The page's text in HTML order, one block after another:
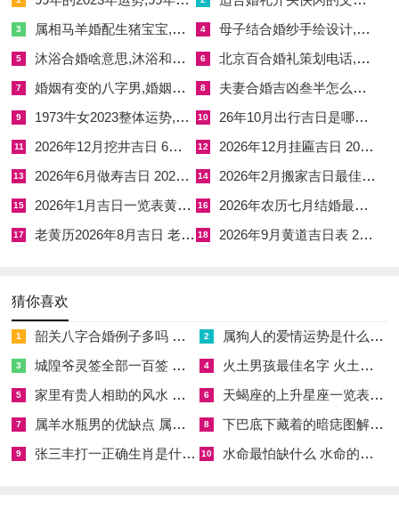
忧，然忌红色过多，免火炎土焦。腊月初七（公历12月7日，星
期日，农历十月十八），宜安门、纳财、立券，忌嫁娶、动土。
神“金匮”再现，然若安门于凶方，则口舌是非生，故需择吉位而
动。腊月初十（公历12月10日，星期三，农历十月廿一），宜
安门、祭祀、修坟，忌开仓、出行。吉时在子时（晚上11-凌晨1
点），子水助癸水，平衡五行。适合人群为祭祀先祖之家，能得
阴德庇佑。分析：星宿为奎木狼，主智慧通达，然冲煞羊，属羊
四），宜安门、移徙、开市，忌破土、安葬。吉时在卯时（上午
5-7点），卯木合戌土，稳固家基。适合人群为多代同堂之家，
能和睦共处。分析：此日星宿为胃土雉，吉神“天德”护持，然若
安门犯冲，则健康受损，宜用土色器物镇宅。腊月十六（公历12
月16日，星期二，农历十月廿七），宜安门、修造、纳财，忌嫁
娶、剃头。吉时在午时（上午11-下午1点），午火生土，暖家宅
3 属相马羊婚配生猪宝宝,属相马羊婚配生猪宝宝怎么样 4 母子结合婚纱手绘设计,母子绘画
5 沐浴合婚啥意思,沐浴和婚啥意思 6 北京百合婚礼策划电话,百合婚宴大厅怎么样
7 婚姻有变的八字男,婚姻改变命运八字 8 夫妻合婚吉凶叁半怎么说,夫妻合婚免费测试
9 1973牛女2023整体运势,1973年的牛今年财运如何 10 26年10月出行吉日是哪几天 10月20号出行好不好
11 2026年12月挖井吉日 6月份挖井吉日 12 2026年12月挂匾吉日 2026年11月挂匾黄道吉日
13 2026年6月做寿吉日 2026年6月寿宴黄道吉日 14 2026年2月搬家吉日最佳时间 2026年6月2日搬家好吗
15 2026年1月吉日一览表黄道吉日查询 2026年1月结婚黄道吉日 16 2026年农历七月结婚最佳日子 农历六七月结婚好吗
17 老黄历2026年8月吉日 老黄历2026年吉日查询 18 2026年9月黄道吉日表 2026年6月9日老黄历
猜你喜欢
1 韶关八字合婚例子多吗 韶关八字测风水 2 属狗人的爱情运势是什么意思 属狗的人爱情观
3 城隍爷灵签全部一百签 城隍爷灵签解签大全 4 火土男孩最佳名字 火土属性的字男孩名字有哪些
5 家里有贵人相助的风水 家里有贵人是什么意思 6 天蝎座的上升星座一览表 天蝎座的上升星座查询
7 属羊水瓶男的优缺点 属羊水瓶座男生性格爱情观 8 下巴底下藏着的暗痣图解 下巴尖底下有痣代表什么
9 张三丰打一正确生肖是什么意思 张三丰是指什么生肖 10 水命最怕缺什么 水命的人忌什么